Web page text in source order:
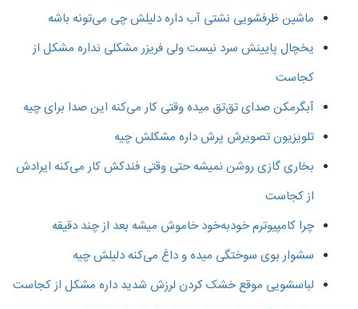
ماشین ظرفشویی نشتی آب داره دلیلش چی می‌تونه باشه
یخچال پایینش سرد نیست ولی فریزر مشکلی نداره مشکل از
کجاست
آبگرمکن صدای تق‌تق میده وقتی کار می‌کنه این صدا برای چیه
تلویزیون تصویرش پرش داره مشکلش چیه
بخاری گازی روشن نمیشه حتی وقتی فندکش کار می‌کنه ایرادش
از کجاست
چرا کامپیوترم خودبه‌خود خاموش میشه بعد از چند دقیقه
سشوار بوی سوختگی میده و داغ می‌کنه دلیلش چیه
لباسشویی موقع خشک کردن لرزش شدید داره مشکل از کجاست